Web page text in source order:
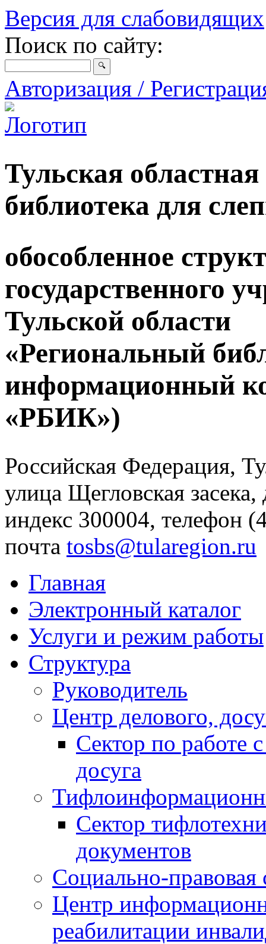
Версия для слабовидящих
Поиск по сайту:
Авторизация /
Тульская
библиотека для
обособленное
государственного
Тульской области
«Региональный
информационный
«РБИК»)
Российская Федерация,
улица Щегловская
индекс 300004, телефон
почта tosbs@tularegion.ru
Главная
Электронный каталог
Услуги и режим работы
Структура
Руководитель
Центр делового,
Сектор по работе
досуга
Сектор
документов
Социально-правовая
Центр
реабилитации